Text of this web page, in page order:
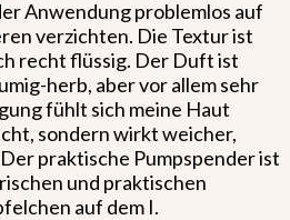
Anwendung problemlos auf
verzichten. Die Textur ist
recht flüssig. Der Duft ist
herb, aber vor allem sehr
fühlt sich meine Haut
sondern wirkt weicher,
praktische Pumpspender ist
und praktischen
auf dem I.